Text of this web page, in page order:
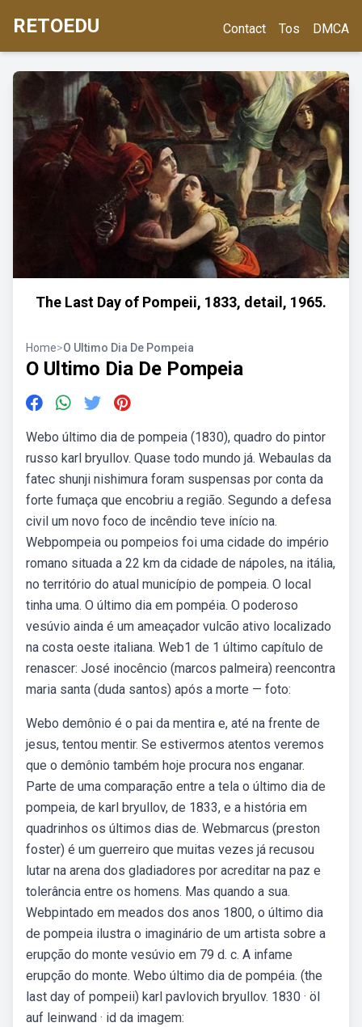
RETOEDU Contact Tos DMCA
The Last Day of Pompeii, 1833, detail, 1965.
Home>O Ultimo Dia De Pompeia
O Ultimo Dia De Pompeia
Webo último dia de pompeia (1830), quadro do pintor
russo karl bryullov. Quase todo mundo já. Webaulas da
fatec shunji nishimura foram suspensas por conta da
forte fumaça que encobriu a região. Segundo a defesa
civil um novo foco de incêndio teve início na.
Webpompeia ou pompeios foi uma cidade do império
romano situada a 22 km da cidade de nápoles, na itália,
no território do atual município de pompeia. O local
tinha uma. O último dia em pompéia. O poderoso
vesúvio ainda é um ameaçador vulcão ativo localizado
na costa oeste italiana. Web1 de 1 último capítulo de
renascer: José inocêncio (marcos palmeira) reencontra
maria santa (duda santos) após a morte — foto:
Webo demônio é o pai da mentira e, até na frente de
jesus, tentou mentir. Se estivermos atentos veremos
que o demônio também hoje procura nos enganar.
Parte de uma comparação entre a tela o último dia de
pompeia, de karl bryullov, de 1833, e a história em
quadrinhos os últimos dias de. Webmarcus (preston
foster) é um guerreiro que muitas vezes já recusou
lutar na arena dos gladiadores por acreditar na paz e
tolerância entre os homens. Mas quando a sua.
Webpintado em meados dos anos 1800, o último dia
de pompeia ilustra o imaginário de um artista sobre a
erupção do monte vesúvio em 79 d. c. A infame
erupção do monte. Webo último dia de pompéia. (the
last day of pompeii) karl pavlovich bryullov. 1830 · öl
auf leinwand · id da imagem: